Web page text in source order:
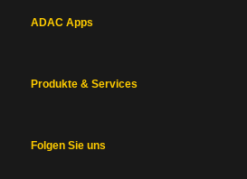
ADAC Apps
Produkte & Services
Folgen Sie uns